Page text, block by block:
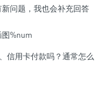
问题，我也会补充回答
信用卡付款吗？通常怎么